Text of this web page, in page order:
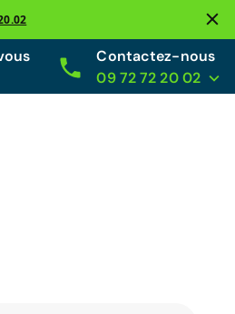
Contactez-nous
09 72 72 20 02